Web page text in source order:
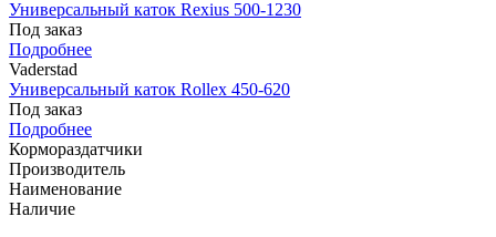
Универсальный каток Rexius 500-1230
Под заказ
Подробнее
Vaderstad
Универсальный каток Rollex 450-620
Под заказ
Подробнее
Кормораздатчики
Производитель
Наименование
Наличие